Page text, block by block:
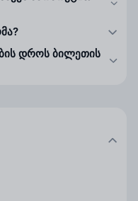
დროს ბილეთის